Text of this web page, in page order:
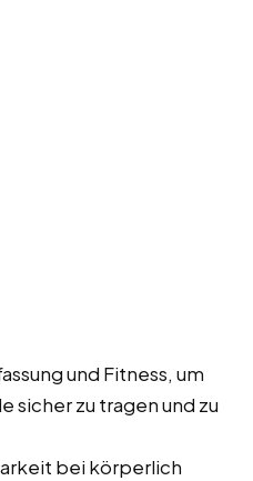
und Fitness, um
sicher zu tragen und zu
bei körperlich